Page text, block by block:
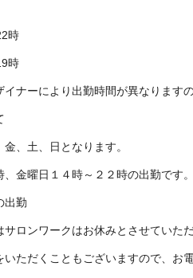
時
時
ナーにより出勤時間が異なります
、土、日となります。
金曜日１４時～２２時の出勤です。
出勤
ロンワークはお休みとさせていただ
ただくこともございますので、お